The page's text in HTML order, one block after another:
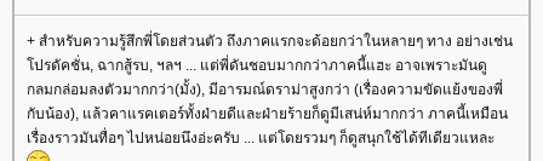
+ สำหรับความรู้สึกพี่โดยส่วนตัว ถึงภาคแรกจะด้อยกว่าในหลายๆ ทาง อย่างเช่น
ปรดัคชั่น, ฉากสู้รบ, ฯลฯ ... แต่พี่ดันชอบมากกว่าภาคนี้แฮะ อาจเพราะมันดู
กลมกล่อมลงตัวมากกว่า(มั้ง), มีอารมณ์ดราม่าสูงกว่า (เรื่องความขัดแย้งของพี่
กับน้อง), แล้วคาแรคเตอร์ทั้งฝ่ายดีและฝ่ายร้ายก็ดูมีเสน่ห์มากกว่า ภาคนี้เหมือน
เรื่องราวมันทื่อๆ ไปหน่อยนึงอ่ะครับ ... แต่โดยรวมๆ ก็ดูสนุกใช้ได้ทีเดียวแหละ